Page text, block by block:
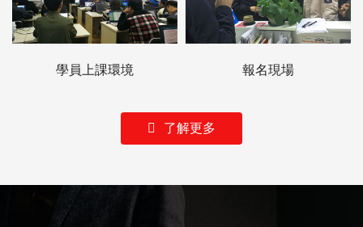
學員上課環境 報名現場
了解更多